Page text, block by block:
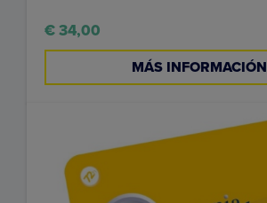
€ 34,00
MÁS INFORMACIÓN